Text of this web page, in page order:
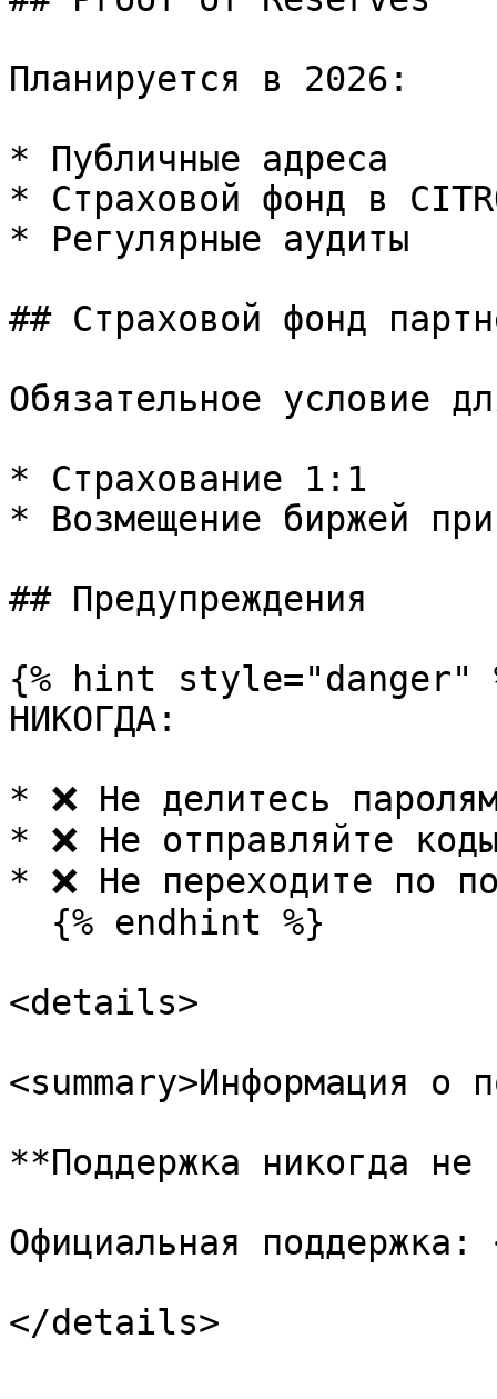
Планируется в 2026:
* Публичные адреса
* Страховой фонд в
* Регулярные аудиты
## Страховой фонд
Обязательное условие
* Страхование 1:1
* Возмещение биржей
## Предупреждения
{% hint style="danger"
НИКОГДА:
* ❌ Не делитесь
* ❌ Не отправляйте
* ❌ Не переходите по
<details>
<summary>Информация о
**Поддержка никогда
Официальная